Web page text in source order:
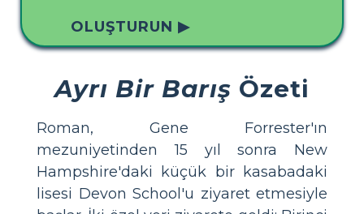
OLUŞTURUN ▶
Ayrı Bir Barış Özeti
Roman, Gene Forrester'ın
mezuniyetinden 15 yıl sonra New
Hampshire'daki küçük bir kasabadaki
lisesi Devon School'u ziyaret etmesiyle